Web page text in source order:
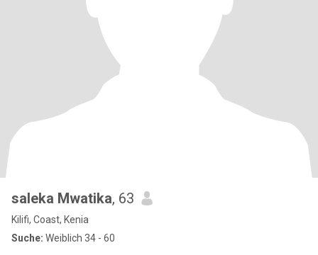
saleka Mwatika, 63
Kilifi, Coast, Kenia
Suche: Weiblich 34 - 60